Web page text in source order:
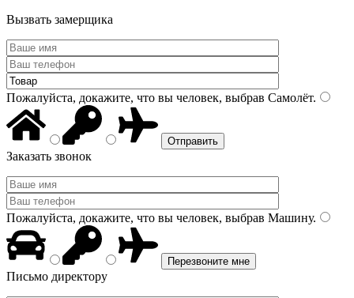
Вызвать замерщика
Пожалуйста, докажите, что вы человек, выбрав Самолёт.
Заказать звонок
Пожалуйста, докажите, что вы человек, выбрав Машину.
Письмо директору